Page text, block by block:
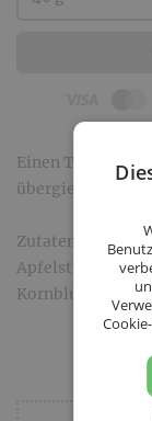
Einen TL dieser
übergießen und 5
Zutaten:
Apfelstücke,
Kornblume